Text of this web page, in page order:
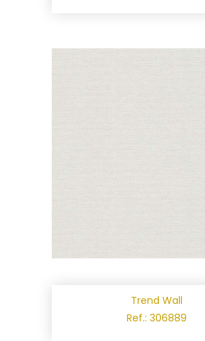
Trend Wall
Ref.: 306889